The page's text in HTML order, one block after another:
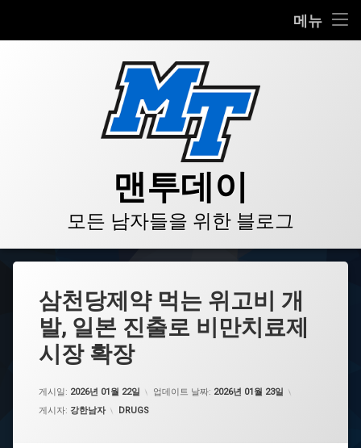
메뉴
LINKS
맨투데이
모든 남자들을 위한 블로그
삼천당제약 먹는 위고비 개
발, 일본 진출로 비만치료제
시장 확장
게시일: 2026년 01월 22일 업데이트 날짜: 2026년 01월 23일
게시자: 강한남자 카테고리:
DRUGS